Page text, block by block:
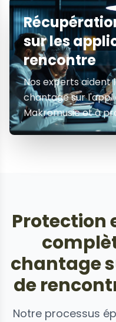
sur les
rencontre
Nos experts aident
chantage sur
Makromusic et à
Protection
chantage
de
Notre processus